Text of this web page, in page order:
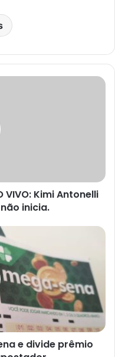
Kimi Antonelli
inicia.
e divide prêmio